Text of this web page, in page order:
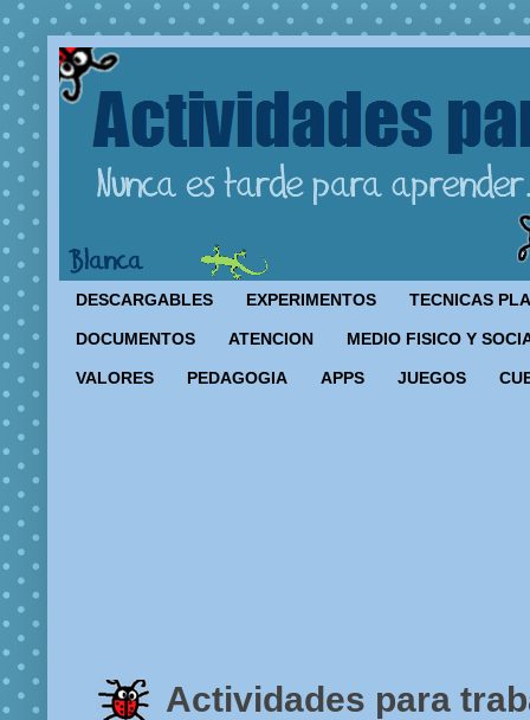
DESCARGABLES EXPERIMENTOS TECNICAS
DOCUMENTOS ATENCION MEDIO FISICO Y
VALORES PEDAGOGIA APPS JUEGOS
Actividades para